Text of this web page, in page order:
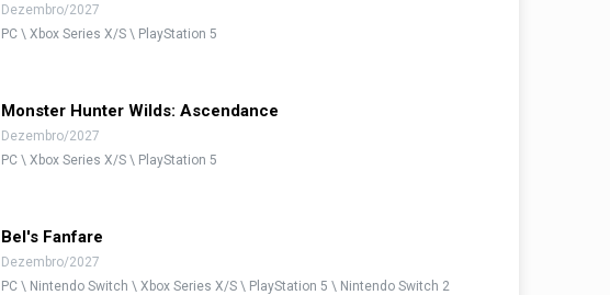
Dezembro/2027
PC \ Xbox Series X/S \ PlayStation 5
Monster Hunter Wilds: Ascendance
Dezembro/2027
PC \ Xbox Series X/S \ PlayStation 5
Bel's Fanfare
Dezembro/2027
PC \ Nintendo Switch \ Xbox Series X/S \ PlayStation 5 \ Nintendo Switch 2